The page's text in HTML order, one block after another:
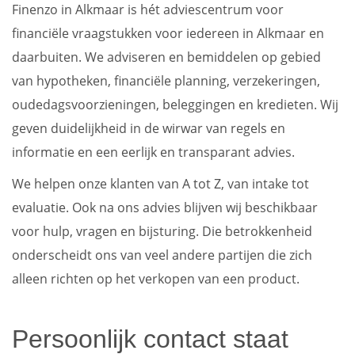
Finenzo in Alkmaar is hét adviescentrum voor
financiële vraagstukken voor iedereen in Alkmaar en
daarbuiten. We adviseren en bemiddelen op gebied
van hypotheken, financiële planning, verzekeringen,
oudedagsvoorzieningen, beleggingen en kredieten. Wij
geven duidelijkheid in de wirwar van regels en
informatie en een eerlijk en transparant advies.
We helpen onze klanten van A tot Z, van intake tot
evaluatie. Ook na ons advies blijven wij beschikbaar
voor hulp, vragen en bijsturing. Die betrokkenheid
onderscheidt ons van veel andere partijen die zich
alleen richten op het verkopen van een product.
Persoonlijk contact staat